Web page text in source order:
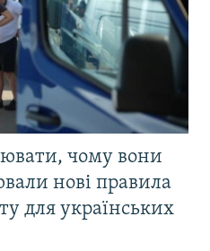
чому вони
нові правила
для українських